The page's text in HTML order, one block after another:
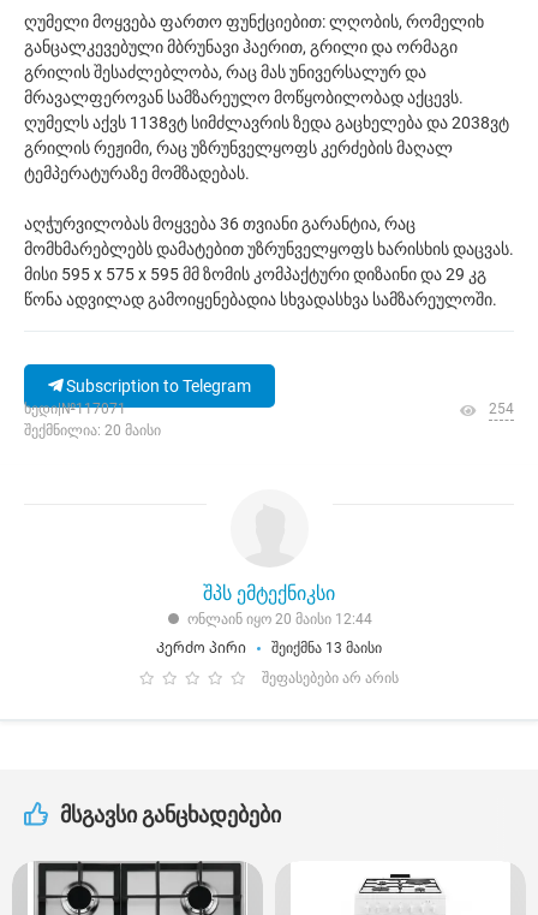
ღუმელი მოყვება ფართო ფუნქციებით: ლღობის, რომელიხ
განცალკევებული მბრუნავი ჰაერით, გრილი და ორმაგი
გრილის შესაძლებლობა, რაც მას უნივერსალურ და
მრავალფეროვან სამზარეულო მოწყობილობად აქცევს.
ღუმელს აქვს 1138ვტ სიმძლავრის ზედა გაცხელება და 2038ვტ
გრილის რეჟიმი, რაც უზრუნველყოფს კერძების მაღალ
ტემპერატურაზე მომზადებას.
აღჭურვილობას მოყვება 36 თვიანი გარანტია, რაც
მომხმარებლებს დამატებით უზრუნველყოფს ხარისხის დაცვას.
მისი 595 x 575 x 595 მმ ზომის კომპაქტური დიზაინი და 29 კგ
წონა ადვილად გამოიყენებადია სხვადასხვა სამზარეულოში.
Subscription to Telegram
ხედი|№117071
შექმნილია: 20 მაისი
254
შპს ემტექნიკსი
ონლაინ იყო 20 მაისი 12:44
Კერძო პირი
შეიქმნა 13 მაისი
შეფასებები არ არის
მსგავსი განცხადებები